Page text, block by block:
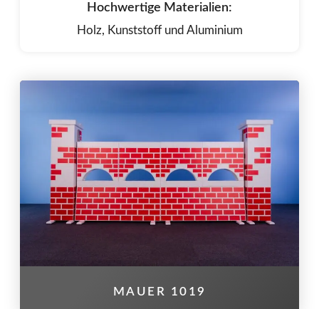
Hochwertige Materialien:
Holz, Kunststoff und Aluminium
MAUER 1019